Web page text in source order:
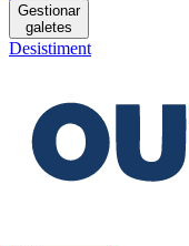
Gestionar
galetes
Desistiment